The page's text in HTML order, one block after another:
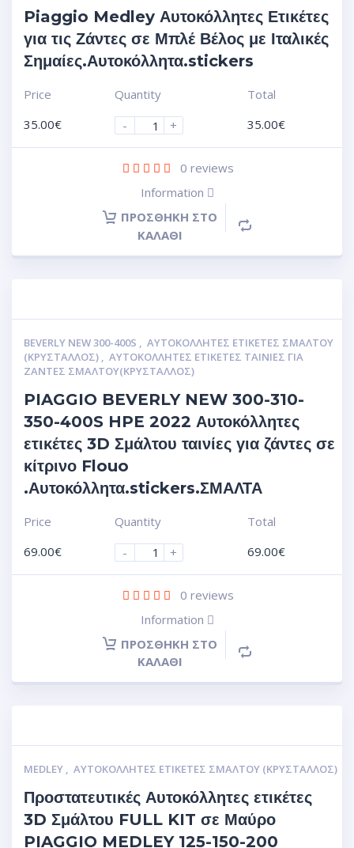
Piaggio Medley Αυτοκόλλητες Ετικέτες
για τις Ζάντες σε Μπλέ Βέλος με Ιταλικές
Σημαίες.Αυτοκόλλητα.stickers
Price
35.00€
Quantity
-
+
Total
35.00€
0 reviews
Information
ΠΡΟΣΘΉΚΗ ΣΤΟ
ΚΑΛΆΘΙ
BEVERLY NEW 300-400S , ΑΥΤΟΚΌΛΛΗΤΕΣ ΕΤΙΚΈΤΕΣ ΣΜΆΛΤΟΥ
(ΚΡΥΣΤΑΛΛΟΣ) , ΑΥΤΟΚΌΛΛΗΤΕΣ ΕΤΙΚΈΤΕΣ ΤΑΙΝΊΕΣ ΓΙΑ
ΖΆΝΤΕΣ ΣΜΆΛΤΟΥ(ΚΡΎΣΤΑΛΛΟΣ)
PIAGGIO BEVERLY NEW 300-310-
350-400S HPE 2022 Αυτοκόλλητες
ετικέτες 3D Σμάλτου ταινίες για ζάντες σε
κίτρινο Flouo
.Αυτοκόλλητα.stickers.ΣΜΑΛΤΑ
Price
69.00€
Quantity
-
+
Total
69.00€
0 reviews
Information
ΠΡΟΣΘΉΚΗ ΣΤΟ
ΚΑΛΆΘΙ
MEDLEY , ΑΥΤΟΚΌΛΛΗΤΕΣ ΕΤΙΚΈΤΕΣ ΣΜΆΛΤΟΥ (ΚΡΥΣΤΑΛΛΟΣ)
Προστατευτικές Αυτοκόλλητες ετικέτες
3D Σμάλτου FULL KIT σε Μαύρο
PIAGGIO MEDLEY 125-150-200